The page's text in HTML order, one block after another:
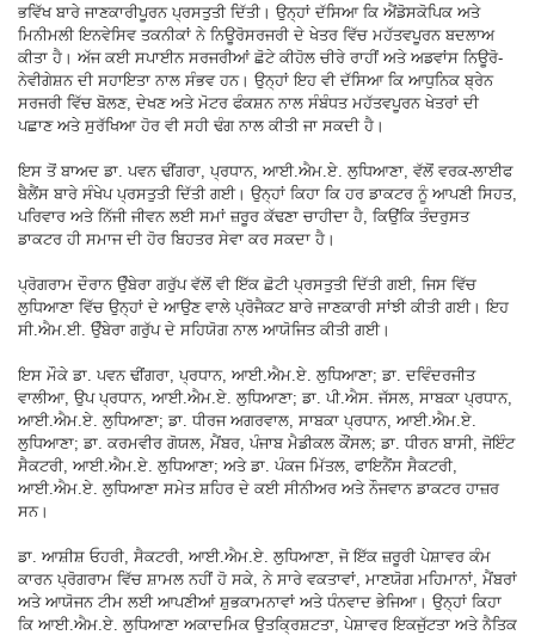
ਭਵਿੱਖ ਬਾਰੇ ਜਾਣਕਾਰੀਪੂਰਨ ਪ੍ਰਸਤੁਤੀ ਦਿੱਤੀ। ਉਨ੍ਹਾਂ ਦੱਸਿਆ ਕਿ ਐਂਡੋਸਕੋਪਿਕ ਅਤੇ
ਮਿਨੀਮਲੀ ਇਨਵੇਸਿਵ ਤਕਨੀਕਾਂ ਨੇ ਨਿਊਰੋਸਰਜਰੀ ਦੇ ਖੇਤਰ ਵਿੱਚ ਮਹੱਤਵਪੂਰਨ ਬਦਲਾਅ
ਕੀਤਾ ਹੈ। ਅੱਜ ਕਈ ਸਪਾਈਨ ਸਰਜਰੀਆਂ ਛੋਟੇ ਕੀਹੋਲ ਚੀਰੇ ਰਾਹੀਂ ਅਤੇ ਅਡਵਾਂਸ ਨਿਊਰੋ-
ਨੇਵੀਗੇਸ਼ਨ ਦੀ ਸਹਾਇਤਾ ਨਾਲ ਸੰਭਵ ਹਨ। ਉਨ੍ਹਾਂ ਇਹ ਵੀ ਦੱਸਿਆ ਕਿ ਆਧੁਨਿਕ ਬ੍ਰੇਨ
ਸਰਜਰੀ ਵਿੱਚ ਬੋਲਣ, ਦੇਖਣ ਅਤੇ ਮੋਟਰ ਫੰਕਸ਼ਨ ਨਾਲ ਸੰਬੰਧਤ ਮਹੱਤਵਪੂਰਨ ਖੇਤਰਾਂ ਦੀ
ਪਛਾਣ ਅਤੇ ਸੁਰੱਖਿਆ ਹੋਰ ਵੀ ਸਹੀ ਢੰਗ ਨਾਲ ਕੀਤੀ ਜਾ ਸਕਦੀ ਹੈ।
ਇਸ ਤੋਂ ਬਾਅਦ ਡਾ. ਪਵਨ ਢੀਂਗਰਾ, ਪ੍ਰਧਾਨ, ਆਈ.ਐਮ.ਏ. ਲੁਧਿਆਣਾ, ਵੱਲੋਂ ਵਰਕ-ਲਾਈਫ
ਬੈਲੈਂਸ ਬਾਰੇ ਸੰਖੇਪ ਪ੍ਰਸਤੁਤੀ ਦਿੱਤੀ ਗਈ। ਉਨ੍ਹਾਂ ਕਿਹਾ ਕਿ ਹਰ ਡਾਕਟਰ ਨੂੰ ਆਪਣੀ ਸਿਹਤ,
ਪਰਿਵਾਰ ਅਤੇ ਨਿੱਜੀ ਜੀਵਨ ਲਈ ਸਮਾਂ ਜ਼ਰੂਰ ਕੱਢਣਾ ਚਾਹੀਦਾ ਹੈ, ਕਿਉਂਕਿ ਤੰਦਰੁਸਤ
ਡਾਕਟਰ ਹੀ ਸਮਾਜ ਦੀ ਹੋਰ ਬਿਹਤਰ ਸੇਵਾ ਕਰ ਸਕਦਾ ਹੈ।
ਪ੍ਰੋਗਰਾਮ ਦੌਰਾਨ ਉੰਬੇਰਾ ਗਰੁੱਪ ਵੱਲੋਂ ਵੀ ਇੱਕ ਛੋਟੀ ਪ੍ਰਸਤੁਤੀ ਦਿੱਤੀ ਗਈ, ਜਿਸ ਵਿੱਚ
ਲੁਧਿਆਣਾ ਵਿੱਚ ਉਨ੍ਹਾਂ ਦੇ ਆਉਣ ਵਾਲੇ ਪ੍ਰੋਜੈਕਟ ਬਾਰੇ ਜਾਣਕਾਰੀ ਸਾਂਝੀ ਕੀਤੀ ਗਈ। ਇਹ
ਸੀ.ਐਮ.ਈ. ਉੰਬੇਰਾ ਗਰੁੱਪ ਦੇ ਸਹਿਯੋਗ ਨਾਲ ਆਯੋਜਿਤ ਕੀਤੀ ਗਈ।
ਇਸ ਮੌਕੇ ਡਾ. ਪਵਨ ਢੀਂਗਰਾ, ਪ੍ਰਧਾਨ, ਆਈ.ਐਮ.ਏ. ਲੁਧਿਆਣਾ; ਡਾ. ਦਵਿੰਦਰਜੀਤ
ਵਾਲੀਆ, ਉਪ ਪ੍ਰਧਾਨ, ਆਈ.ਐਮ.ਏ. ਲੁਧਿਆਣਾ; ਡਾ. ਪੀ.ਐਸ. ਜੱਸਲ, ਸਾਬਕਾ ਪ੍ਰਧਾਨ,
ਆਈ.ਐਮ.ਏ. ਲੁਧਿਆਣਾ; ਡਾ. ਧੀਰਜ ਅਗਰਵਾਲ, ਸਾਬਕਾ ਪ੍ਰਧਾਨ, ਆਈ.ਐਮ.ਏ.
ਲੁਧਿਆਣਾ; ਡਾ. ਕਰਮਵੀਰ ਗੋਯਲ, ਮੈਂਬਰ, ਪੰਜਾਬ ਮੈਡੀਕਲ ਕੌਂਸਲ; ਡਾ. ਧੀਰਨ ਬਾਸੀ, ਜੋਇੰਟ
ਸੈਕਟਰੀ, ਆਈ.ਐਮ.ਏ. ਲੁਧਿਆਣਾ; ਅਤੇ ਡਾ. ਪੰਕਜ ਮਿੱਤਲ, ਫਾਇਨੈਂਸ ਸੈਕਟਰੀ,
ਆਈ.ਐਮ.ਏ. ਲੁਧਿਆਣਾ ਸਮੇਤ ਸ਼ਹਿਰ ਦੇ ਕਈ ਸੀਨੀਅਰ ਅਤੇ ਨੌਜਵਾਨ ਡਾਕਟਰ ਹਾਜ਼ਰ
ਸਨ।
ਡਾ. ਆਸ਼ੀਸ਼ ਓਹਰੀ, ਸੈਕਟਰੀ, ਆਈ.ਐਮ.ਏ. ਲੁਧਿਆਣਾ, ਜੋ ਇੱਕ ਜ਼ਰੂਰੀ ਪੇਸ਼ਾਵਰ ਕੰਮ
ਕਾਰਨ ਪ੍ਰੋਗਰਾਮ ਵਿੱਚ ਸ਼ਾਮਲ ਨਹੀਂ ਹੋ ਸਕੇ, ਨੇ ਸਾਰੇ ਵਕਤਾਵਾਂ, ਮਾਣਯੋਗ ਮਹਿਮਾਨਾਂ, ਮੈਂਬਰਾਂ
ਅਤੇ ਆਯੋਜਨ ਟੀਮ ਲਈ ਆਪਣੀਆਂ ਸ਼ੁਭਕਾਮਨਾਵਾਂ ਅਤੇ ਧੰਨਵਾਦ ਭੇਜਿਆ। ਉਨ੍ਹਾਂ ਕਿਹਾ
ਕਿ ਆਈ.ਐਮ.ਏ. ਲੁਧਿਆਣਾ ਅਕਾਦਮਿਕ ਉਤਕ੍ਰਿਸ਼ਟਤਾ, ਪੇਸ਼ਾਵਰ ਇਕਜੁੱਟਤਾ ਅਤੇ ਨੈਤਿਕ